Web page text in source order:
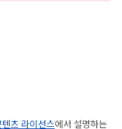
텐츠 라이선스에서 설명하는